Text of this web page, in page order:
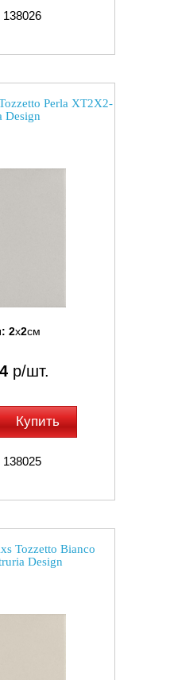
Perla XT2X2-
Design
2x2см
р/шт.
Купить
Tozzetto Bianco
Design